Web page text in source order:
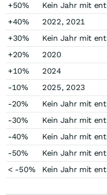
+50%
Kein Jahr mit
+40%
2022, 2021
+30%
Kein Jahr mit
+20%
2020
+10%
2024
-10%
2025, 2023
-20%
Kein Jahr mit
-30%
Kein Jahr mit
-40%
Kein Jahr mit
-50%
Kein Jahr mit
< -50%
Kein Jahr mit